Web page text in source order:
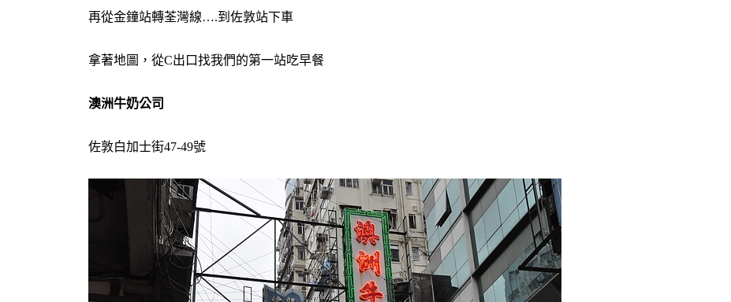
再從金鐘站轉荃灣線….到佐敦站下車
拿著地圖，從C出口找我們的第一站吃早餐
澳洲牛奶公司
佐敦白加士街47-49號